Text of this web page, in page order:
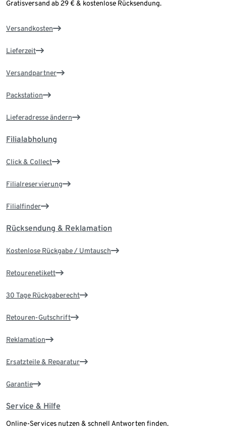
Gratisversand ab 29 € & kostenlose Rücksendung.
Versandkosten
Lieferzeit
Versandpartner
Packstation
Lieferadresse ändern
Filialabholung
Click & Collect
Filialreservierung
Filialfinder
Rücksendung & Reklamation
Kostenlose Rückgabe / Umtausch
Retourenetikett
30 Tage Rückgaberecht
Retouren-Gutschrift
Reklamation
Ersatzteile & Reparatur
Garantie
Service & Hilfe
Online-Services nutzen & schnell Antworten finden.